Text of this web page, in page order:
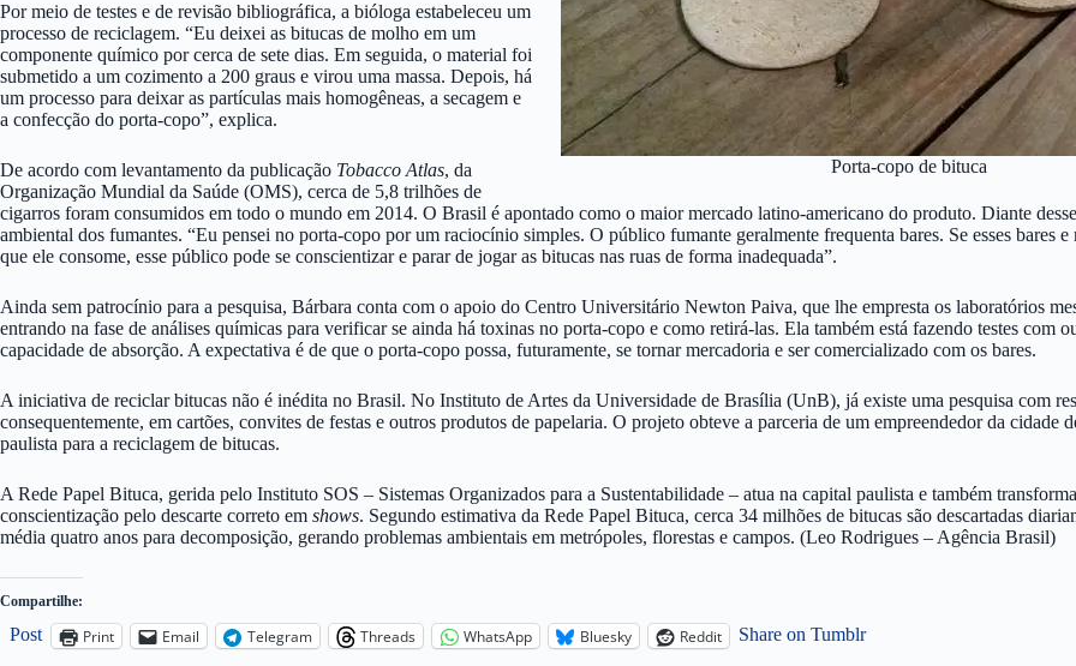
Porta-copo de bituca
Por meio de testes e de revisão bibliográfica, a bióloga estabeleceu um
processo de reciclagem. “Eu deixei as bitucas de molho em um
componente químico por cerca de sete dias. Em seguida, o material foi
submetido a um cozimento a 200 graus e virou uma massa. Depois, há
um processo para deixar as partículas mais homogêneas, a secagem e
a confecção do porta-copo”, explica.
De acordo com levantamento da publicação Tobacco Atlas, da
Organização Mundial da Saúde (OMS), cerca de 5,8 trilhões de
cigarros foram consumidos em todo o mundo em 2014. O Brasil é apontado como o maior mercado latino-americano do produto. Diante
ambiental dos fumantes. “Eu pensei no porta-copo por um raciocínio simples. O público fumante geralmente frequenta bares. Se esses bares
que ele consome, esse público pode se conscientizar e parar de jogar as bitucas nas ruas de forma inadequada”.
Ainda sem patrocínio para a pesquisa, Bárbara conta com o apoio do Centro Universitário Newton Paiva, que lhe empresta os laboratórios
entrando na fase de análises químicas para verificar se ainda há toxinas no porta-copo e como retirá-las. Ela também está fazendo testes com
capacidade de absorção. A expectativa é de que o porta-copo possa, futuramente, se tornar mercadoria e ser comercializado com os bares.
A iniciativa de reciclar bitucas não é inédita no Brasil. No Instituto de Artes da Universidade de Brasília (UnB), já existe uma pesquisa com
consequentemente, em cartões, convites de festas e outros produtos de papelaria. O projeto obteve a parceria de um empreendedor da
paulista para a reciclagem de bitucas.
A Rede Papel Bituca, gerida pelo Instituto SOS – Sistemas Organizados para a Sustentabilidade – atua na capital paulista e também
conscientização pelo descarte correto em shows. Segundo estimativa da Rede Papel Bituca, cerca 34 milhões de bitucas são descartadas
média quatro anos para decomposição, gerando problemas ambientais em metrópoles, florestas e campos. (Leo Rodrigues – Agência Brasil)
Compartilhe:
Post Print Email Telegram Threads WhatsApp Bluesky Reddit Share on Tumblr